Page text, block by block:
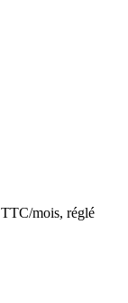
mois, réglé